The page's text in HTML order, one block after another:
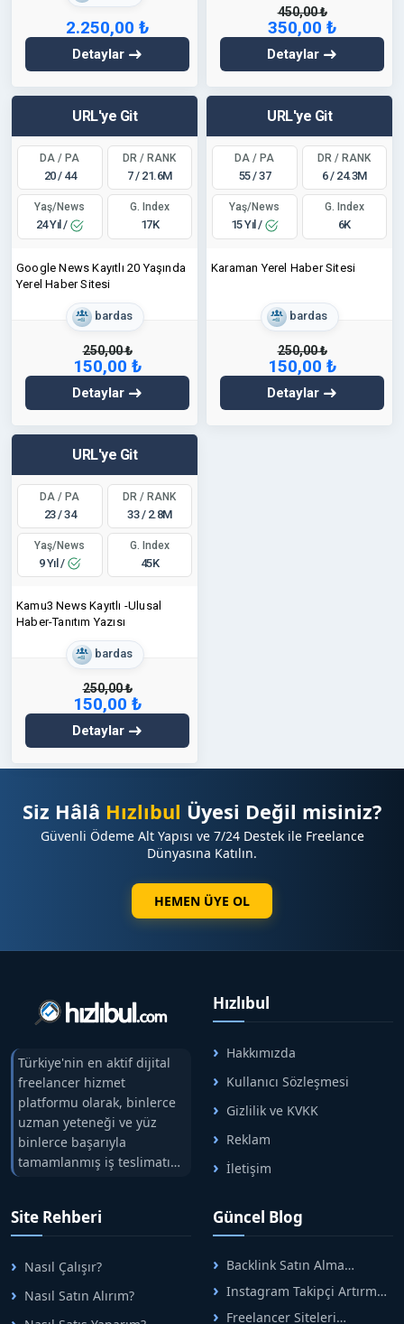
2.250,00 ₺
Detaylar
450,00 ₺
350,00 ₺
Detaylar
URL'ye Git
DA / PA
20 / 44
DR / RANK
7 / 21.6M
Yaş/News
24 Yıl /
G. Index
17K
Google News Kayıtlı 20 Yaşında
Yerel Haber Sitesi
bardas
250,00 ₺
150,00 ₺
Detaylar
URL'ye Git
DA / PA
55 / 37
DR / RANK
6 / 24.3M
Yaş/News
15 Yıl /
G. Index
6K
Karaman Yerel Haber Sitesi
bardas
250,00 ₺
150,00 ₺
Detaylar
URL'ye Git
DA / PA
23 / 34
DR / RANK
33 / 2.8M
Yaş/News
9 Yıl /
G. Index
45K
Kamu3 News Kayıtlı -Ulusal
Haber-Tanıtım Yazısı
bardas
250,00 ₺
150,00 ₺
Detaylar
Siz Hâlâ Hızlıbul Üyesi Değil misiniz?
Güvenli Ödeme Alt Yapısı ve 7/24 Destek ile Freelance
Dünyasına Katılın.
HEMEN ÜYE OL
Türkiye'nin en aktif dijital
freelancer hizmet
platformu olarak, binlerce
uzman yeteneği ve yüz
binlerce başarıyla
tamamlanmış iş teslimatını
tek çatıda buluşturuyoruz.
arasındaki süreci risksiz
alışveriş sistemi ile koruyan
ticaretin güvenli
Hızlıbul
Hakkımızda
Kullanıcı Sözleşmesi
Gizlilik ve KVKK
Reklam
İletişim
Site Rehberi
Nasıl Çalışır?
Nasıl Satın Alırım?
Güncel Blog
Backlink Satın Alma
Rehberi: Güvenli SEO İçin
Doğru Adımlar
Instagram Takipçi Artırma
Yöntemleri: Organik Büyüme
Freelancer Siteleri